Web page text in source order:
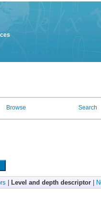
Browse Search
Level and depth descriptor